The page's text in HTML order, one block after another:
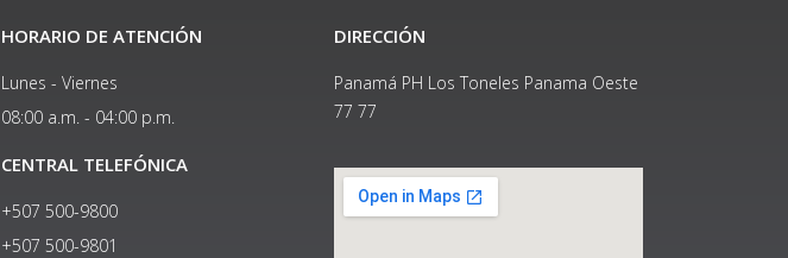
HORARIO DE ATENCIÓN
Lunes - Viernes
08:00 a.m. - 04:00 p.m.
CENTRAL TELEFÓNICA
+507 500-9800
+507 500-9801​
DIRECCIÓN
Panamá PH Los Toneles Panama Oeste
77 77